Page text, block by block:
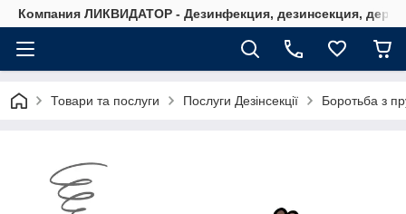
Компания ЛИКВИДАТОР - Дезинфекция, дезинсекция,
Товари та послуги Послуги Дезінсекції Боротьба з